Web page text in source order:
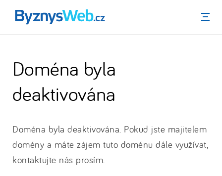
Menu
Doména byla
deaktivována
Doména byla deaktivována. Pokud jste majitelem
domény a máte zájem tuto doménu dále využívat,
kontaktujte nás prosím.